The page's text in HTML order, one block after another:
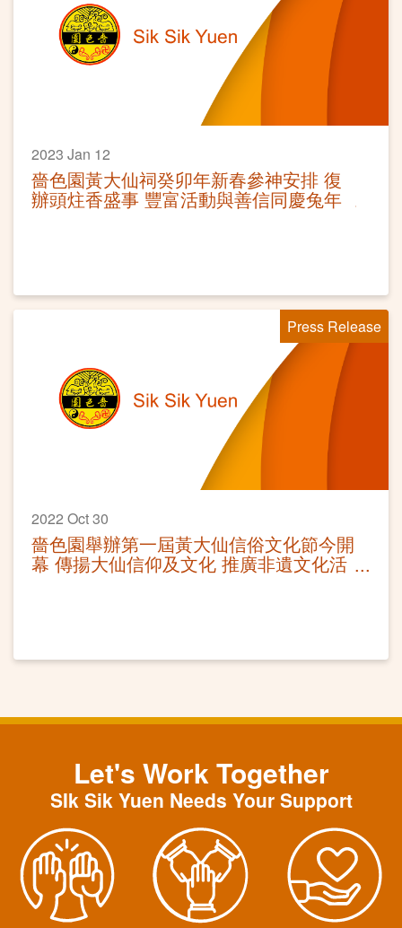
2023 Jan 12
嗇色園黃大仙祠癸卯年新春參神安排 復
辦頭炷香盛事 豐富活動與善信同慶兔年
Press Release
2022 Oct 30
嗇色園舉辦第一屆黃大仙信俗文化節今開
幕 傳揚大仙信仰及文化 推廣非遺文化活
Let's Work Together
SIk Sik Yuen Needs Your Support